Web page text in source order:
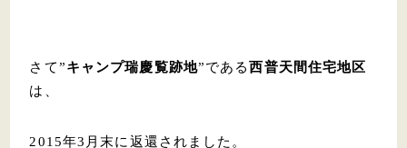
さて”キャンプ瑞慶覧跡地”である西普天間住宅地区
は、
2015年3月末に返還されました。